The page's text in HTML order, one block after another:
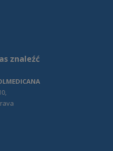
znaleźć